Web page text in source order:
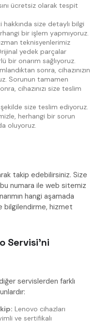
ücretsiz olarak tespit
hakkında size detaylı bilgi
bir işlem yapmıyoruz.
teknisyenlerimiz
yedek parçalar
bir onarım sağlıyoruz.
sonra, cihazınızın
Sorunun tamamen
cihazınızı size teslim
şekilde size teslim ediyoruz.
herhangi bir sorun
oluyoruz.
takip edebilirsiniz. Size
numara ile web sitemiz
hangi aşamada
bilgilendirme, hizmet
Servisi’ni
servislerden farklı
Lenovo cihazları
ve sertifikalı